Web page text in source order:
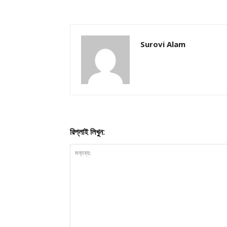
Surovi Alam
রিপ্লাই লিখুন: